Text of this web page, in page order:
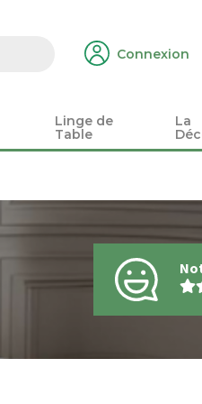
Connexion
Linge de
Table
La